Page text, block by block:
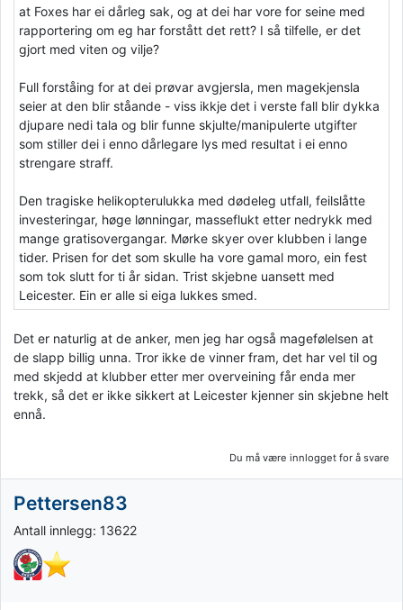
at Foxes har ei dårleg sak, og at dei har vore for seine med
rapportering om eg har forstått det rett? I så tilfelle, er det
gjort med viten og vilje?
Full forståing for at dei prøvar avgjersla, men magekjensla
seier at den blir ståande - viss ikkje det i verste fall blir dykka
djupare nedi tala og blir funne skjulte/manipulerte utgifter
som stiller dei i enno dårlegare lys med resultat i ei enno
strengare straff.
Den tragiske helikopterulukka med dødeleg utfall, feilslåtte
investeringar, høge lønningar, masseflukt etter nedrykk med
mange gratisovergangar. Mørke skyer over klubben i lange
tider. Prisen for det som skulle ha vore gamal moro, ein fest
som tok slutt for ti år sidan. Trist skjebne uansett med
Leicester. Ein er alle si eiga lukkes smed.
Det er naturlig at de anker, men jeg har også magefølelsen at
de slapp billig unna. Tror ikke de vinner fram, det har vel til og
med skjedd at klubber etter mer overveining får enda mer
trekk, så det er ikke sikkert at Leicester kjenner sin skjebne helt
ennå.
Du må være innlogget for å svare
Pettersen83
Antall innlegg: 13622